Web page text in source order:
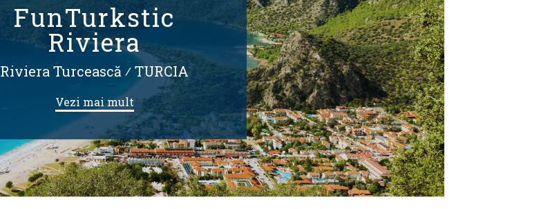
FunTurkstic
Riviera
Riviera Turcească ⁄TURCIA
Vezi mai mult